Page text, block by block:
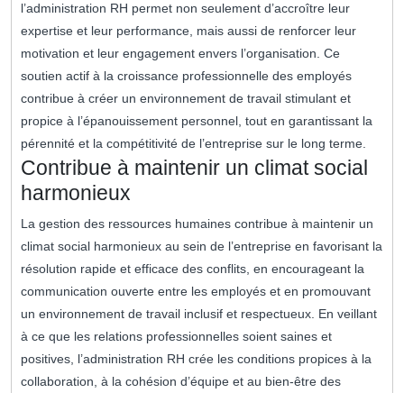
l’administration RH permet non seulement d’accroître leur
expertise et leur performance, mais aussi de renforcer leur
motivation et leur engagement envers l’organisation. Ce
soutien actif à la croissance professionnelle des employés
contribue à créer un environnement de travail stimulant et
propice à l’épanouissement personnel, tout en garantissant la
pérennité et la compétitivité de l’entreprise sur le long terme.
Contribue à maintenir un climat social
harmonieux
La gestion des ressources humaines contribue à maintenir un
climat social harmonieux au sein de l’entreprise en favorisant la
résolution rapide et efficace des conflits, en encourageant la
communication ouverte entre les employés et en promouvant
un environnement de travail inclusif et respectueux. En veillant
à ce que les relations professionnelles soient saines et
positives, l’administration RH crée les conditions propices à la
collaboration, à la cohésion d’équipe et au bien-être des